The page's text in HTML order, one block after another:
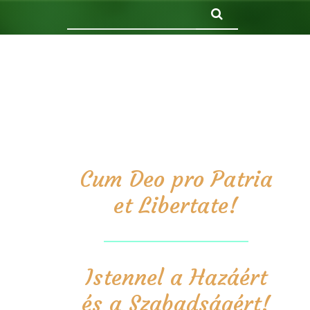
Cum Deo pro Patria
et Libertate!
Istennel a Hazáért
és a Szabadságért!